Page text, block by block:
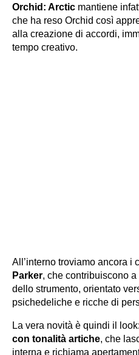
Orchid: Arctic mantiene
che ha reso Orchid così
alla creazione di accordi,
tempo creativo.
All’interno troviamo ancora i
Parker, che contribuiscono
dello strumento, orientato
psichedeliche e ricche di
La vera novità è quindi il
con tonalità artiche, che
interna e richiama